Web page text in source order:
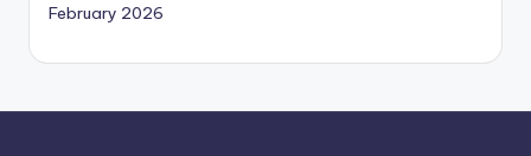
February 2026